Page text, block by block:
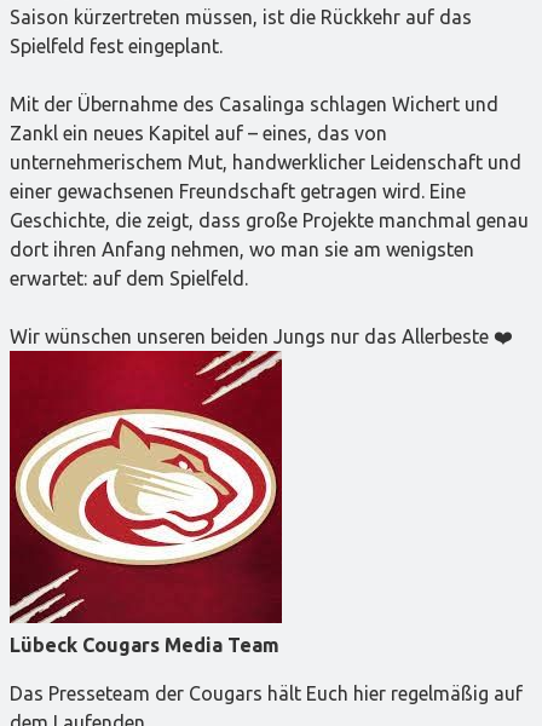
Saison kürzertreten müssen, ist die Rückkehr auf das
Spielfeld fest eingeplant.
Mit der Übernahme des Casalinga schlagen Wichert und
Zankl ein neues Kapitel auf – eines, das von
unternehmerischem Mut, handwerklicher Leidenschaft und
einer gewachsenen Freundschaft getragen wird. Eine
Geschichte, die zeigt, dass große Projekte manchmal genau
dort ihren Anfang nehmen, wo man sie am wenigsten
erwartet: auf dem Spielfeld.
Wir wünschen unseren beiden Jungs nur das Allerbeste ❤️
Lübeck Cougars Media Team
Das Presseteam der Cougars hält Euch hier regelmäßig auf